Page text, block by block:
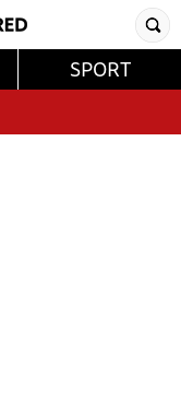
SPORT